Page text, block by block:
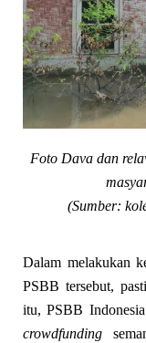
Foto Dava dan
(Sumber:
Dalam melakukan
PSBB tersebut,
itu, PSBB
crowdfunding